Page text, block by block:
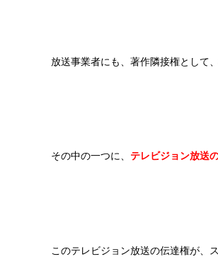
放送事業者にも、著作隣接権として
その中の一つに、 テレビジョン放送
このテレビジョン放送の伝達権が、